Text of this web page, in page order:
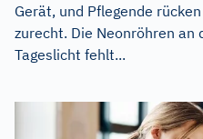
Gerät, und Pflegende
zurecht. Die Neonröhren an
Tageslicht fehlt...